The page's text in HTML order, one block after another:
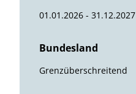
01.01.2026 - 31.12.2027
Bundesland
Grenzüberschreitend